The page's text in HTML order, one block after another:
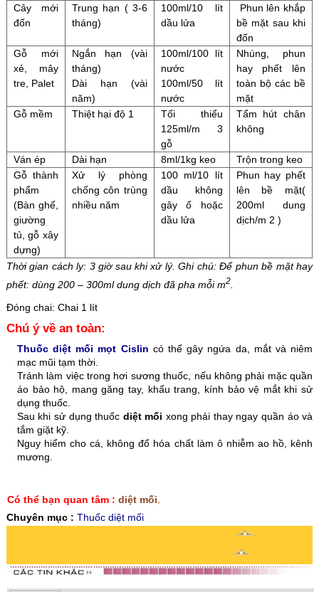
Cây mới
đốn
Trung hạn ( 3-6
tháng)
100ml/10 lít
dầu lửa
Phun lên khắp
bề mặt sau khi
đốn
Gỗ mới
xẻ, mây
tre, Palet
Ngắn hạn (vài
tháng)
Dài hạn (vài
năm)
100ml/100 lít
nước
100ml/50 lít
nước
Nhúng, phun
hay phết lên
toàn bộ các bề
mặt
Gỗ mềm
Thiệt hại độ 1
Tối thiểu
125ml/m 3
gỗ
Tẩm hút chân
không
Ván ép Dài hạn 8ml/1kg keo
Trộn trong keo
Gỗ thành
phẩm
(Bàn ghế,
giường
tủ, gỗ xây
dựng)
Xử lý phòng
chống côn trùng
nhiều năm
100 ml/10 lít
dầu không
gây ố hoặc
dầu lửa
Phun hay phết
lên bề mặt(
200ml dung
dịch/m 2 )
Thời gian cách ly: 3 giờ sau khi xử lý. Ghi chú: Để phun bề mặt hay
phết: dùng 200 – 300ml dung dịch đã pha mỗi m2.
Đóng chai: Chai 1 lít
Chú ý về an toàn:
Thuốc diệt mối mọt Cislin có thể gây ngứa da, mắt và niêm
mạc mũi tạm thời.
Tránh làm việc trong hơi sương thuốc, nếu không phải mặc quần
áo bảo hộ, mang găng tay, khẩu trang, kính bảo vệ mắt khi sử
dụng thuốc.
Sau khi sử dụng thuốc diệt mối xong phải thay ngay quần áo và
tắm giặt kỹ.
Nguy hiểm cho cá, không đổ hóa chất làm ô nhiễm ao hồ, kênh
mương.
Có thể bạn quan tâm : diệt mối,
Chuyên mục : Thuốc diệt mối